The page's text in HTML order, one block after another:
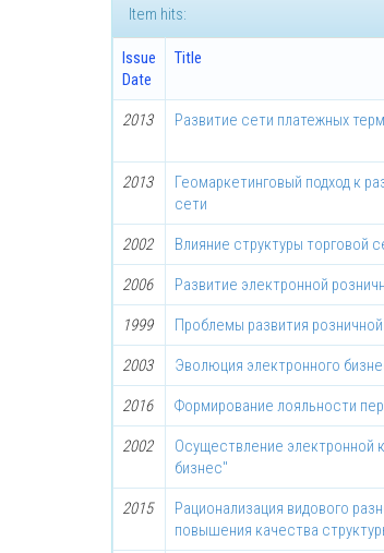
Item hits:
Issue
Date
Title
2013 Развитие сети платежных
2013
Геомаркетинговый подход к
сети
2002 Влияние структуры торговой
2006 Развитие электронной
1999 Проблемы развития
2003 Эволюция электронного
2016 Формирование лояльности
2002
Осуществление электронной
бизнес"
2015
Рационализация видового
повышения качества